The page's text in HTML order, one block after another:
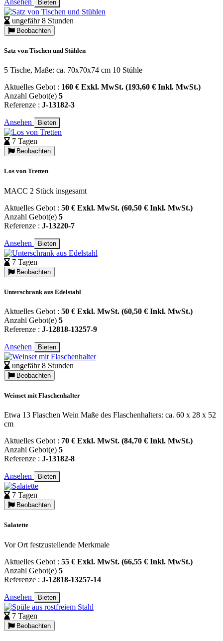
Ansehen Bieten
ungefähr 8 Stunden
Beobachten
Satz von Tischen und Stühlen
5 Tische, Maße: ca. 70x70x74 cm 10 Stühle
Aktuelles Gebot : 160 € Exkl. MwSt. (193,60 € Inkl. MwSt.)
Anzahl Gebot(e) 5
Referenze : J-13182-3
Ansehen Bieten
7 Tagen
Beobachten
Los von Tretten
MACC 2 Stück insgesamt
Aktuelles Gebot : 50 € Exkl. MwSt. (60,50 € Inkl. MwSt.)
Anzahl Gebot(e) 5
Referenze : J-13220-7
Ansehen Bieten
7 Tagen
Beobachten
Unterschrank aus Edelstahl
Aktuelles Gebot : 50 € Exkl. MwSt. (60,50 € Inkl. MwSt.)
Anzahl Gebot(e) 5
Referenze : J-12818-13257-9
Ansehen Bieten
ungefähr 8 Stunden
Beobachten
Weinset mit Flaschenhalter
Etwa 13 Flaschen Wein Maße des Flaschenhalters: ca. 60 x 28 x 52
cm
Aktuelles Gebot : 70 € Exkl. MwSt. (84,70 € Inkl. MwSt.)
Anzahl Gebot(e) 5
Referenze : J-13182-8
Ansehen Bieten
7 Tagen
Beobachten
Salatette
Vor Ort festzustellende Merkmale
Aktuelles Gebot : 55 € Exkl. MwSt. (66,55 € Inkl. MwSt.)
Anzahl Gebot(e) 5
Referenze : J-12818-13257-14
Ansehen Bieten
7 Tagen
Beobachten